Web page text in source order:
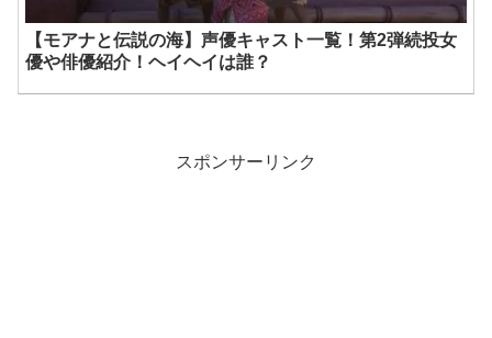
【モアナと伝説の海】声優キャスト一覧！第2弾続投女
優や俳優紹介！ヘイヘイは誰？
スポンサーリンク